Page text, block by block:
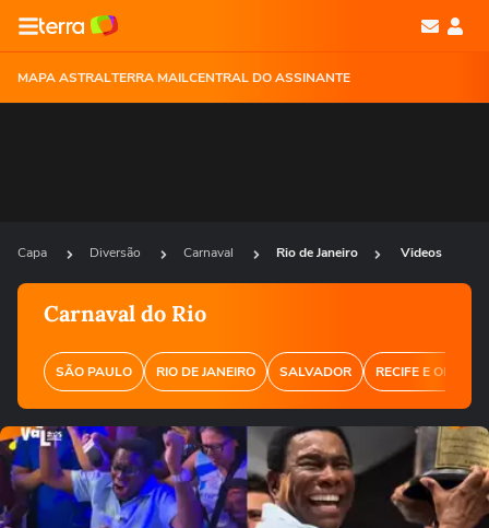
MAPA ASTRALTERRA MAILCENTRAL DO ASSINANTE
Capa Diversão Carnaval Rio de Janeiro Videos
Carnaval do Rio
SÃO PAULO RIO DE JANEIRO SALVADOR RECIFE E OLINDA
Ops!
Não foi possível reproduzir o vídeo